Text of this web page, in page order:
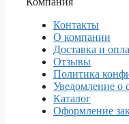
Контакты
О компании
Доставка и
Отзывы
Политика
Уведомление о
Каталог
Оформление